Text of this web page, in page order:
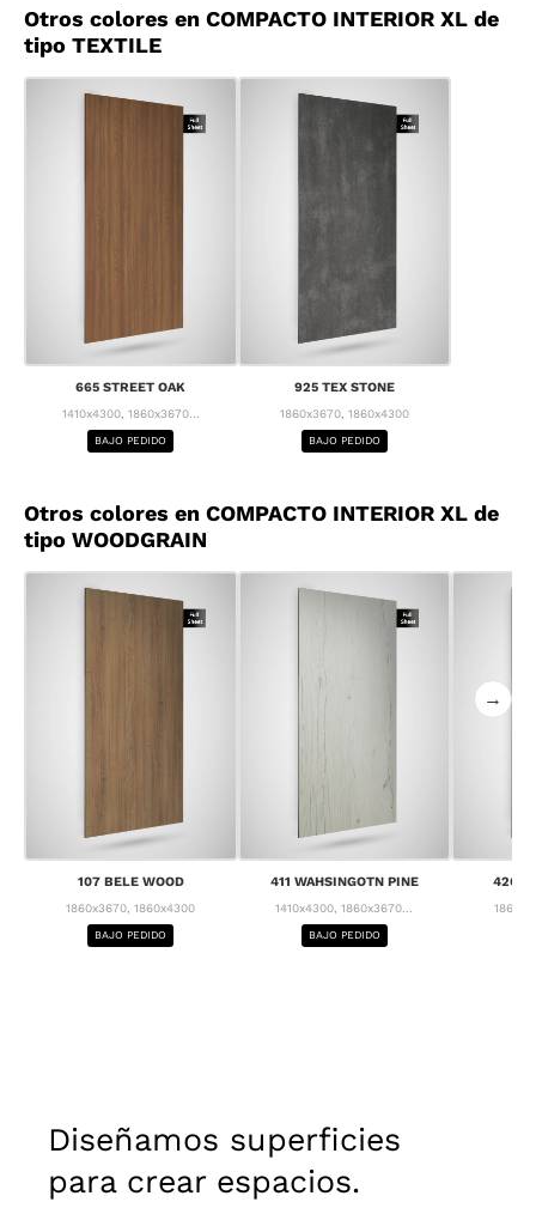
Otros colores en COMPACTO INTERIOR XL de
tipo TEXTILE
665 STREET OAK
1410x4300, 1860x3670...
BAJO PEDIDO
925 TEX STONE
1860x3670, 1860x4300
BAJO PEDIDO
Otros colores en COMPACTO INTERIOR XL de
tipo WOODGRAIN
107 BELE WOOD
1860x3670, 1860x4300
BAJO PEDIDO
411 WAHSINGOTN PINE
1410x4300, 1860x3670...
BAJO PEDIDO
426
→
Diseñamos superficies
para crear espacios.